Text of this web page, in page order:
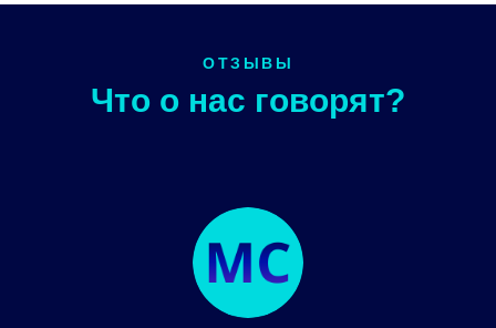
ОТЗЫВЫ
Что о нас говорят?